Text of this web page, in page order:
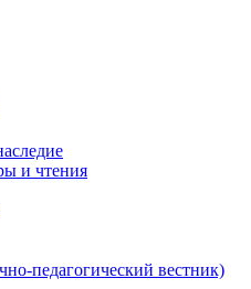
и чтения
педагогический вестник)